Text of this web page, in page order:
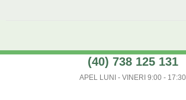
(40) 738 125 131
APEL LUNI - VINERI 9:00 - 17:30